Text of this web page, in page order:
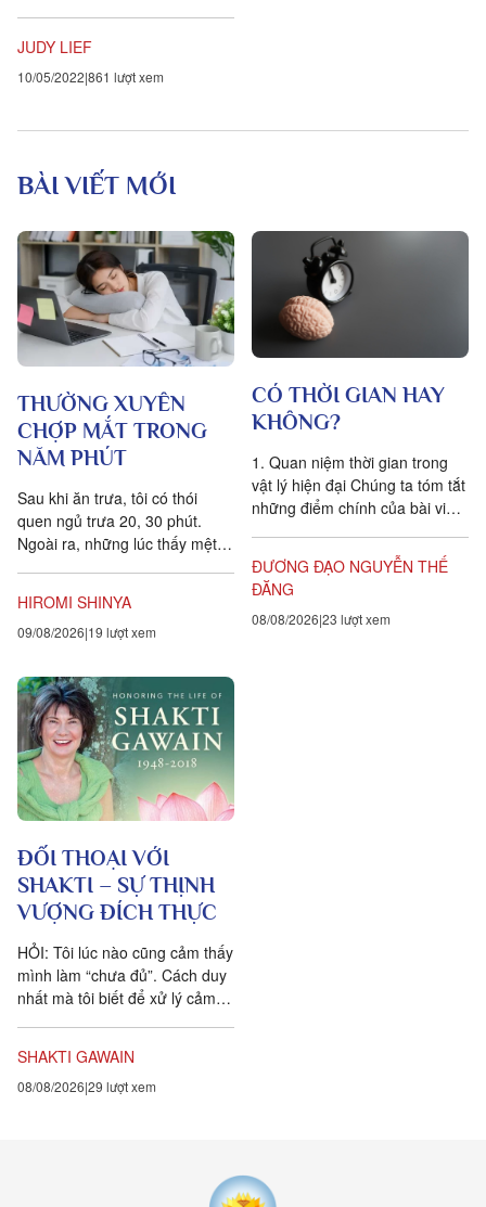
JUDY LIEF
10/05/2022 861 lượt xem
BÀI VIẾT MỚI
THƯỜNG XUYÊN
CHỢP MẮT TRONG
NĂM PHÚT
Sau khi ăn trưa, tôi có thói
quen ngủ trưa 20, 30 phút.
Ngoài ra, những lúc thấy mệt
HIROMI SHINYA
09/08/2026 19 lượt xem
CÓ THỜI GIAN HAY
KHÔNG?
1. Quan niệm thời gian trong
vật lý hiện đại Chúng ta tóm tắt
những điểm chính của bài viết
Triết học Craig...
ĐƯƠNG ĐẠO NGUYỄN THẾ
ĐĂNG
08/08/2026 23 lượt xem
ĐỐI THOẠI VỚI
SHAKTI – SỰ THỊNH
VƯỢNG ĐÍCH THỰC
HỎI: Tôi lúc nào cũng cảm thấy
mình làm “chưa đủ”. Cách duy
nhất mà tôi biết để xử lý cảm
SHAKTI GAWAIN
08/08/2026 29 lượt xem